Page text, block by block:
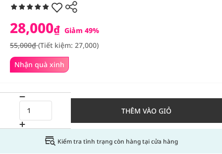
Nhận quà xinh
28,000₫ Giảm 49%
55,000₫(Tiết kiệm: 27,000)
THÊM VÀO GIỎ
Kiểm tra tình trạng còn hàng tại cửa hàng